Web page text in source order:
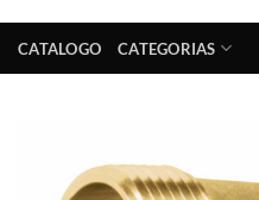
CATALOGO CATEGORIAS